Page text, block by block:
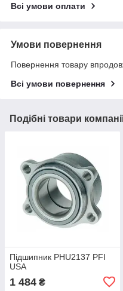
Всі умови оплати
Умови повернення
Повернення товару
Всі умови повернення
Подібні товари
Підшипник PHU2137 PFI
USA
1 484 ₴